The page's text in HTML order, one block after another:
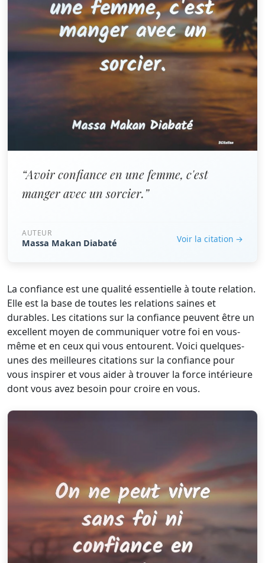
“Avoir confiance en une femme, c'est
manger avec un sorcier.”
AUTEUR
Massa Makan Diabaté Voir la citation →
La confiance est une qualité essentielle à toute relation.
Elle est la base de toutes les relations saines et
durables. Les citations sur la confiance peuvent être un
excellent moyen de communiquer votre foi en vous-
même et en ceux qui vous entourent. Voici quelques-
unes des meilleures citations sur la confiance pour
vous inspirer et vous aider à trouver la force intérieure
dont vous avez besoin pour croire en vous.